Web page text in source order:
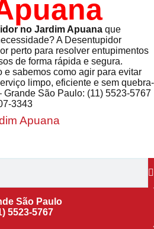
no Jardim Apuana que
A Desentupidor
perto para resolver entupimentos
de forma rápida e segura.
e sabemos como agir para evitar
limpo, eficiente e sem quebra-
São Paulo: (11) 5523-5767
3343
Apuana
São Paulo
5523-5767